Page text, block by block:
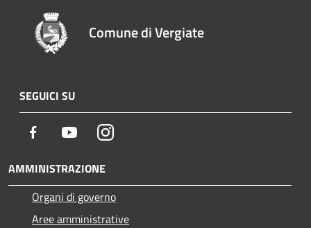
Comune di Vergiate
SEGUICI SU
Facebook YoutubeInstagram
AMMINISTRAZIONE
Organi di governo
Aree amministrative